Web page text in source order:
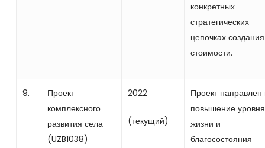
конкретных
стратегических
цепочках создания
стоимости.
9.
Проект
комплексного
развития села
(UZB1038)
2022
(текущий)
Проект направлен
повышение уровня
жизни и
благосостояния